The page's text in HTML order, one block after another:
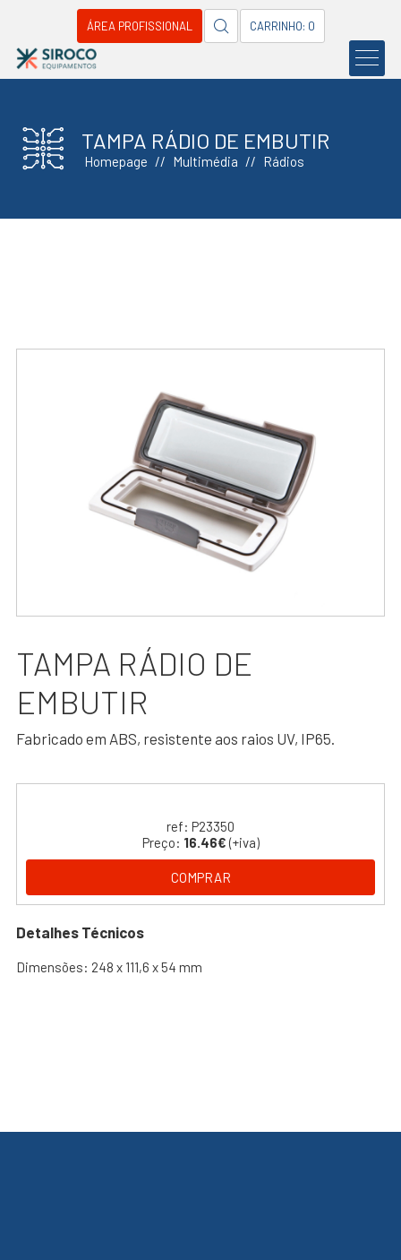
ÁREA PROFISSIONAL CARRINHO: 0
TAMPA RÁDIO DE EMBUTIR
Homepage Multimédia Rádios
TAMPA RÁDIO DE
EMBUTIR
Fabricado em ABS, resistente aos raios UV, IP65.
ref: P23350
Preço: 16.46€ (+iva)
COMPRAR
Detalhes Técnicos
Dimensões: 248 x 111,6 x 54 mm